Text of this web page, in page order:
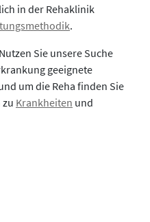
in der Rehaklinik
.
Sie unsere Suche
geeignete
um die Reha finden Sie
Krankheiten und